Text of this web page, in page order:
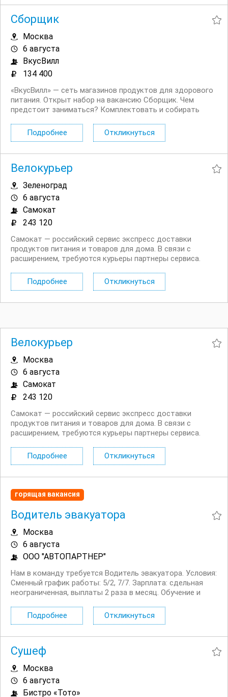
Сборщик
Москва
6 августа
ВкусВилл
134 400
«ВкусВилл» — сеть магазинов продуктов для здорового
питания. Открыт набор на вакансию Сборщик. Чем
предстоит заниматься? Комплектовать и собирать
вид продуктов. Проводить инвентаризацию товаров.
Общаться с...
Подробнее Откликнуться
Велокурьер
Зеленоград
6 августа
Самокат
243 120
Самокат — российский сервис экспресс доставки
продуктов питания и товаров для дома. В связи с
расширением, требуются курьеры партнеры сервиса.
или пешком. Условия: Прозрачный доход без штрафов.
Страховка на время доставок. ...
Подробнее Откликнуться
Велокурьер
Москва
6 августа
Самокат
243 120
Самокат — российский сервис экспресс доставки
продуктов питания и товаров для дома. В связи с
расширением, требуются курьеры партнеры сервиса.
или пешком. Условия: Прозрачный доход без штрафов.
Страховка на время доставок. ...
Подробнее Откликнуться
горящая вакансия
Водитель эвакуатора
Москва
6 августа
ООО "АВТОПАРТНЕР"
Нам в команду требуется Водитель эвакуатора. Условия:
Сменный график работы: 5/2, 7/7. Зарплата: сдельная
неограниченная, выплаты 2 раза в месяц. Обучение и
Ремонт и топливо за счет работодателя. ...
Подробнее Откликнуться
Сушеф
Москва
6 августа
Бистро «Тото»